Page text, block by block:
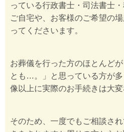
っている行政書士・司法書士
ご自宅や、お客様のご希望の
ってくださいます。
お葬儀を行った方のほとんど
とも…。」と思っている方が
像以上に実際のお手続きは大変
そのため、一度でもご相談さ